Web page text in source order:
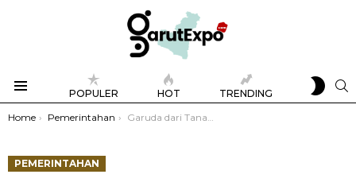
POPULER HOT TRENDING
SKIN
You are here:
Home Pemerintahan Garuda dari Tanah Intan Terbang ke Pentas Nasional! Bupati Garut Lepas Persigar, Target Tembus Divisi Liga Nasional
PEMERINTAHAN